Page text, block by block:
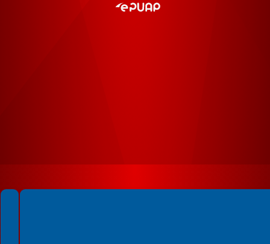
Spełniamy standardy WCAG 2.2
Spełniamy standardy W3C